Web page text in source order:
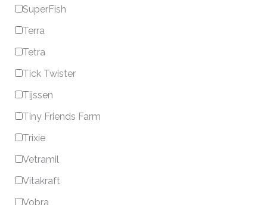
SuperFish
Terra
Tetra
Tick Twister
Tijssen
Tiny Friends Farm
Trixie
Vetramil
Vitakraft
Vobra